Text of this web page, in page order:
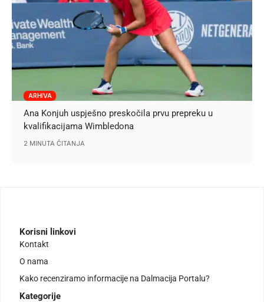
ARHIVA
Ana Konjuh uspješno preskočila prvu prepreku u
kvalifikacijama Wimbledona
2 MINUTA ČITANJA
Korisni linkovi
Kontakt
O nama
Kako recenziramo informacije na Dalmacija Portalu?
Kategorije